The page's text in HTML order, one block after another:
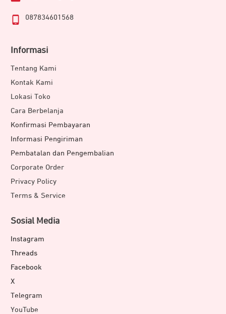
087834601568
Informasi
Tentang Kami
Kontak Kami
Lokasi Toko
Cara Berbelanja
Konfirmasi Pembayaran
Informasi Pengiriman
Pembatalan dan Pengembalian
Corporate Order
Privacy Policy
Terms & Service
Sosial Media
Instagram
Threads
Facebook
X
Telegram
YouTube